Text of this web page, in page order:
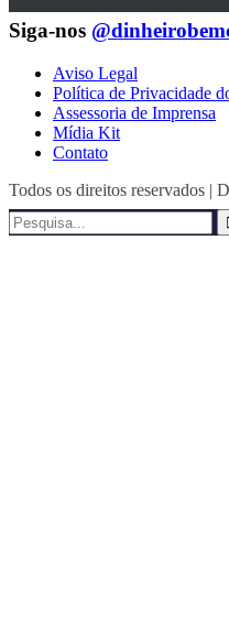
Siga-nos
Aviso Legal
Política de Privacidade
Assessoria de Imprensa
Mídia Kit
Contato
Todos os direitos reservados |